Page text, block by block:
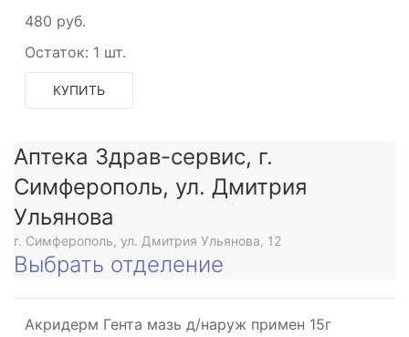
480 руб.
Остаток: 1 шт.
КУПИТЬ
Аптека Здрав-сервис, г.
Симферополь, ул. Дмитрия
Ульянова
г. Симферополь, ул. Дмитрия Ульянова, 12
Выбрать отделение
Акридерм Гента мазь д/наруж примен 15г